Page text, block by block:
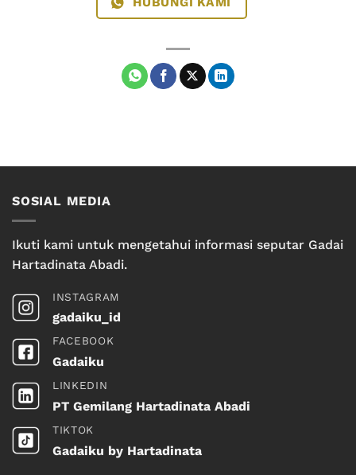
SOSIAL MEDIA
Ikuti kami untuk mengetahui informasi seputar Gadai
Hartadinata Abadi.
INSTAGRAM
gadaiku_id
FACEBOOK
Gadaiku
LINKEDIN
PT Gemilang Hartadinata Abadi
TIKTOK
Gadaiku by Hartadinata